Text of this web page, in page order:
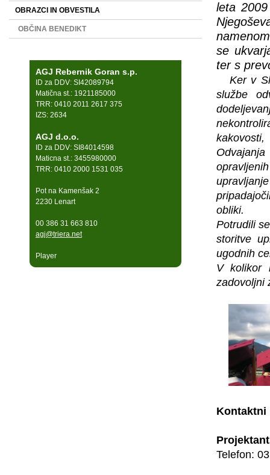
OBRAZCI IN OBVESTILA
OBČINA BENEDIKT
AGJ Rebernik Goran s.p.
ID za DDV: SI42089794
Matična st.: 1921185000
TRR: 0410 2011 2617 375
IZS: 2634
AGJ d.o.o.
ID za DDV: SI84014598
Maticna st.: 3455980000
TRR: 0410 2000 1531 035
Pot na Kamenšak 2
2230 Lenart
00 386 31 663 810
agj@triera.net
Player
leta
se
ter s
Ker v
službe
obliki.
Potrudili
storitve
ugodnih
V kolikor
zadovoljni
Kontaktni
Telefon: